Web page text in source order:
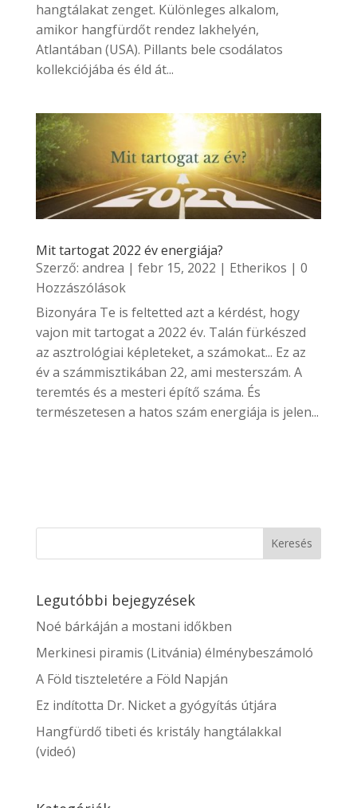
hangtálakat zenget. Különleges alkalom,
amikor hangfürdőt rendez lakhelyén,
Atlantában (USA). Pillants bele csodálatos
kollekciójába és éld át...
Mit tartogat 2022 év energiája?
Szerző: andrea | febr 15, 2022 | Etherikos | 0
Hozzászólások
Bizonyára Te is feltetted azt a kérdést, hogy
vajon mit tartogat a 2022 év. Talán fürkészed
az asztrológiai képleteket, a számokat... Ez az
év a számmisztikában 22, ami mesterszám. A
teremtés és a mesteri építő száma. És
természetesen a hatos szám energiája is jelen...
Legutóbbi bejegyzések
Noé bárkáján a mostani időkben
Merkinesi piramis (Litvánia) élménybeszámoló
A Föld tiszteletére a Föld Napján
Ez indította Dr. Nicket a gyógyítás útjára
Hangfürdő tibeti és kristály hangtálakkal
(videó)